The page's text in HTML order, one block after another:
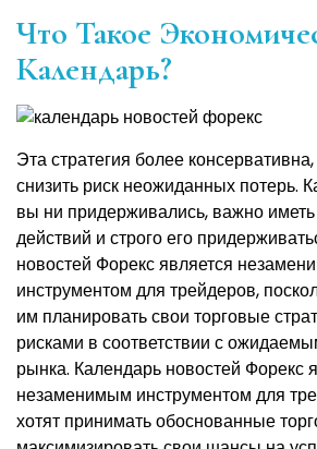
Что Такое
Календарь?
Эта стратегия более
снизить риск неожиданных потерь.
вы ни придерживались, важно иметь
действий и строго его
новостей Форекс является
инструментом для трейдеров,
им планировать свои торговые
рисками в соответствии с
рынка. Календарь новостей Форекс
незаменимым инструментом для
хотят принимать обоснованные